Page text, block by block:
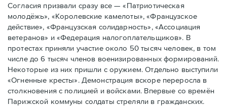
Согласия призвали сразу все — «Патриотическая
молодёжь», «Королевские камелоты», «Французское
действие», «Французская солидарность», «Ассоциация
ветеранов» и «Федерация налогоплательщиков». В
протестах приняли участие около 50 тысяч человек, в том
числе до 6 тысяч членов военизированных формирований.
Некоторые из них пришли с оружием. Отдельно выступили
«Огненные кресты». Демонстрация вскоре переросла в
столкновения с полицией и войсками. Впервые со времён
Парижской коммуны солдаты стреляли в гражданских.